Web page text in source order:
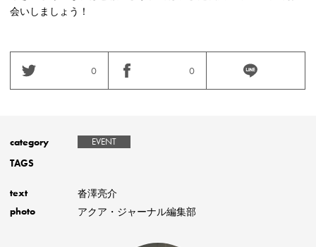
会いしましょう！
0 0
category EVENT
TAGS
text 沓澤亮介
photo アクア・ジャーナル編集部